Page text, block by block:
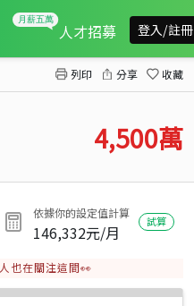
人才招募 登入/註冊
列印 分享 收藏
4,500萬
依據你的設定值計算
146,332元/月
試算
人也在關注這間👀